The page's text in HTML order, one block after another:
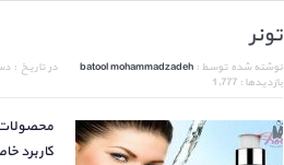
تونر
نوشته شده توسط : batool mohammadzadeh در تاریخ :
بازدیدها : 1,777
محصولات
کاربرد